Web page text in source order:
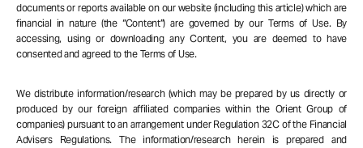
documents or reports available on our website (including this article) which are
financial in nature (the “Content”) are governed by our Terms of Use. By
accessing, using or downloading any Content, you are deemed to have
consented and agreed to the Terms of Use.
We distribute information/research (which may be prepared by us directly or
produced by our foreign affiliated companies within the Orient Group of
companies) pursuant to an arrangement under Regulation 32C of the Financial
Advisers Regulations. The information/research herein is prepared and